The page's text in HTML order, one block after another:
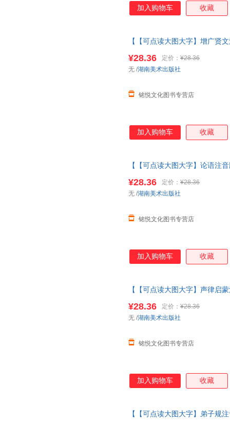
加入购物车 收藏
【【可点读大图大字】增广贤
增广贤文注音版
¥28.36 定价： ¥28.36
铭悦文化图书专营店
无 /湖南美术出版社
加入购物车 收藏
【【可点读大图大字】论语注
论语注音版
¥28.36 定价： ¥28.36
铭悦文化图书专营店
无 /湖南美术出版社
加入购物车 收藏
【【可点读大图大字】声律启
声律启蒙注音版
¥28.36 定价： ¥28.36
铭悦文化图书专营店
无 /湖南美术出版社
加入购物车 收藏
【【可点读大图大字】弟子规